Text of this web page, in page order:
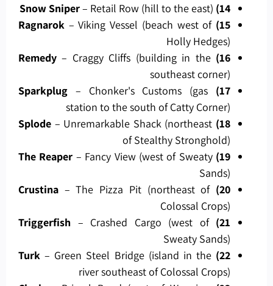
14) Snow Sniper
– Retail Row (hill to the east)
15) Ragnarok
– Viking Vessel (beach west of
Holly Hedges)
16) Remedy
– Craggy Cliffs (building in the
southeast corner)
17) Sparkplug
– Chonker's Customs (gas
station to the south of Catty Corner)
18) Splode
– Unremarkable Shack (northeast
of Stealthy Stronghold)
19) The Reaper
– Fancy View (west of Sweaty
Sands)
20) Crustina
– The Pizza Pit (northeast of
Colossal Crops)
21) Triggerfish
– Crashed Cargo (west of
Sweaty Sands)
22) Turk
– Green Steel Bridge (island in the
river southeast of Colossal Crops)